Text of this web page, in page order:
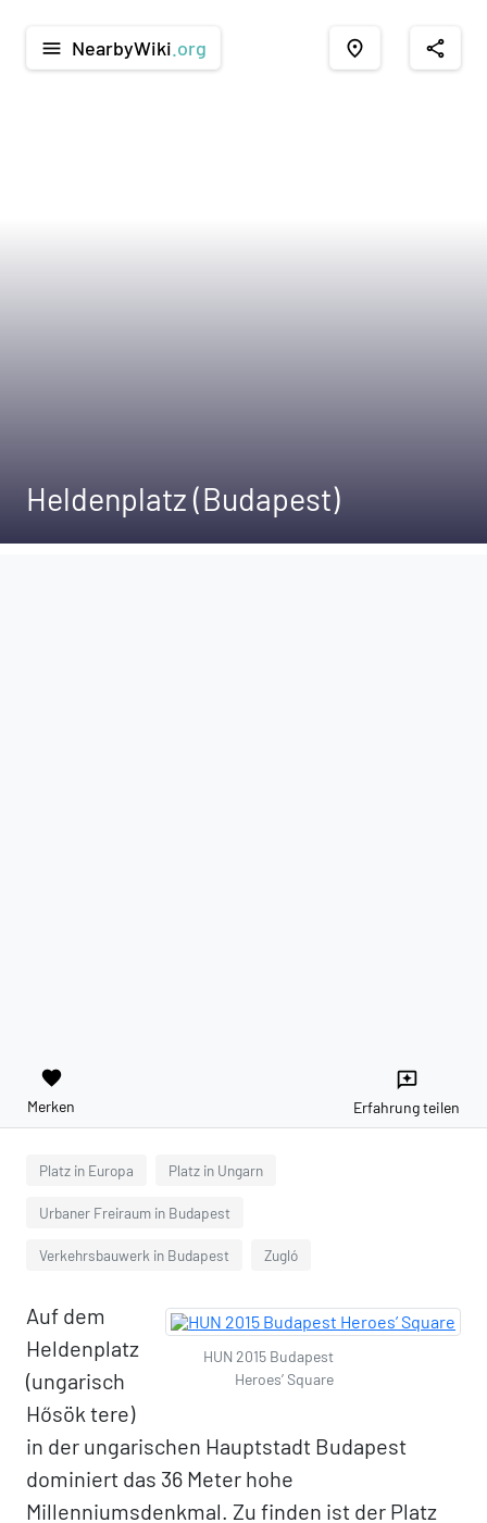
menu NearbyWiki .org place share
Heldenplatz (Budapest)
favorite
Merken
reviews
Erfahrung teilen
Platz in Europa Platz in Ungarn
Urbaner Freiraum in Budapest
Verkehrsbauwerk in Budapest Zugló
HUN 2015 Budapest
Heroes’ Square
Auf dem
Heldenplatz
(ungarisch
Hősök tere)
in der ungarischen Hauptstadt Budapest
dominiert das 36 Meter hohe
Millenniumsdenkmal. Zu finden ist der Platz